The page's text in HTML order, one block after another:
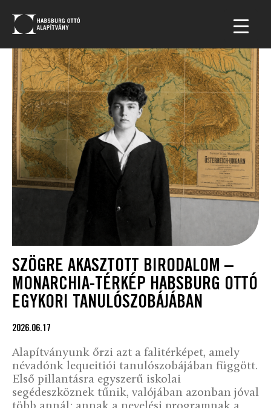
SZÖGRE AKASZTOTT BIRODALOM –
MONARCHIA-TÉRKÉP HABSBURG OTTÓ
EGYKORI TANULÓSZOBÁJÁBAN
2026.06.17
Alapítványunk őrzi azt a falitérképet, amely
névadónk lequeitiói tanulószobájában függött.
Első pillantásra egyszerű iskolai
segédeszköznek tűnik, valójában azonban jóval